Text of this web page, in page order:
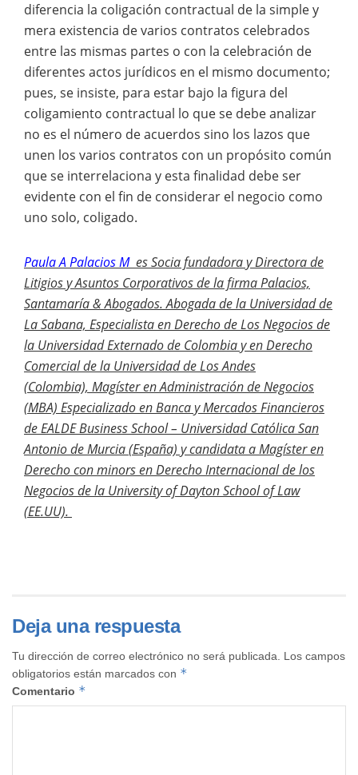
diferencia la coligación contractual de la simple y
mera existencia de varios contratos celebrados
entre las mismas partes o con la celebración de
diferentes actos jurídicos en el mismo documento;
pues, se insiste, para estar bajo la figura del
coligamiento contractual lo que se debe analizar
no es el número de acuerdos sino los lazos que
unen los varios contratos con un propósito común
que se interrelaciona y esta finalidad debe ser
evidente con el fin de considerar el negocio como
uno solo, coligado.
Paula A Palacios M es Socia fundadora y Directora de
Litigios y Asuntos Corporativos de la firma Palacios,
Santamaría & Abogados. Abogada de la Universidad de
La Sabana, Especialista en Derecho de Los Negocios de
la Universidad Externado de Colombia y en Derecho
Comercial de la Universidad de Los Andes
(Colombia), Magíster en Administración de Negocios
(MBA) Especializado en Banca y Mercados Financieros
de EALDE Business School – Universidad Católica San
Antonio de Murcia (España) y candidata a Magíster en
Derecho con minors en Derecho Internacional de los
Negocios de la University of Dayton School of Law
(EE.UU).
Deja una respuesta
Tu dirección de correo electrónico no será publicada.
Los campos
obligatorios están marcados con *
Comentario *